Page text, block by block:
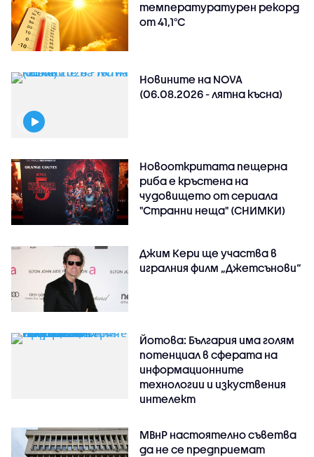
температуратурен рекорд
от 41,1°C
Новините на NOVA
(06.08.2026 - лятна късна)
Новооткритата пещерна
риба е кръстена на
чудовището от сериала
"Странни неща" (СНИМКИ)
Джим Кери ще участва в
игралния филм „Джетсънови“
Йотова: България има голям
потенциал в сферата на
информационните
технологии и изкуствения
интелект
МВнР настоятелно съветва
да не се предприемат